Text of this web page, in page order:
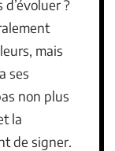
?
mais
a ses
non plus
la
de signer.